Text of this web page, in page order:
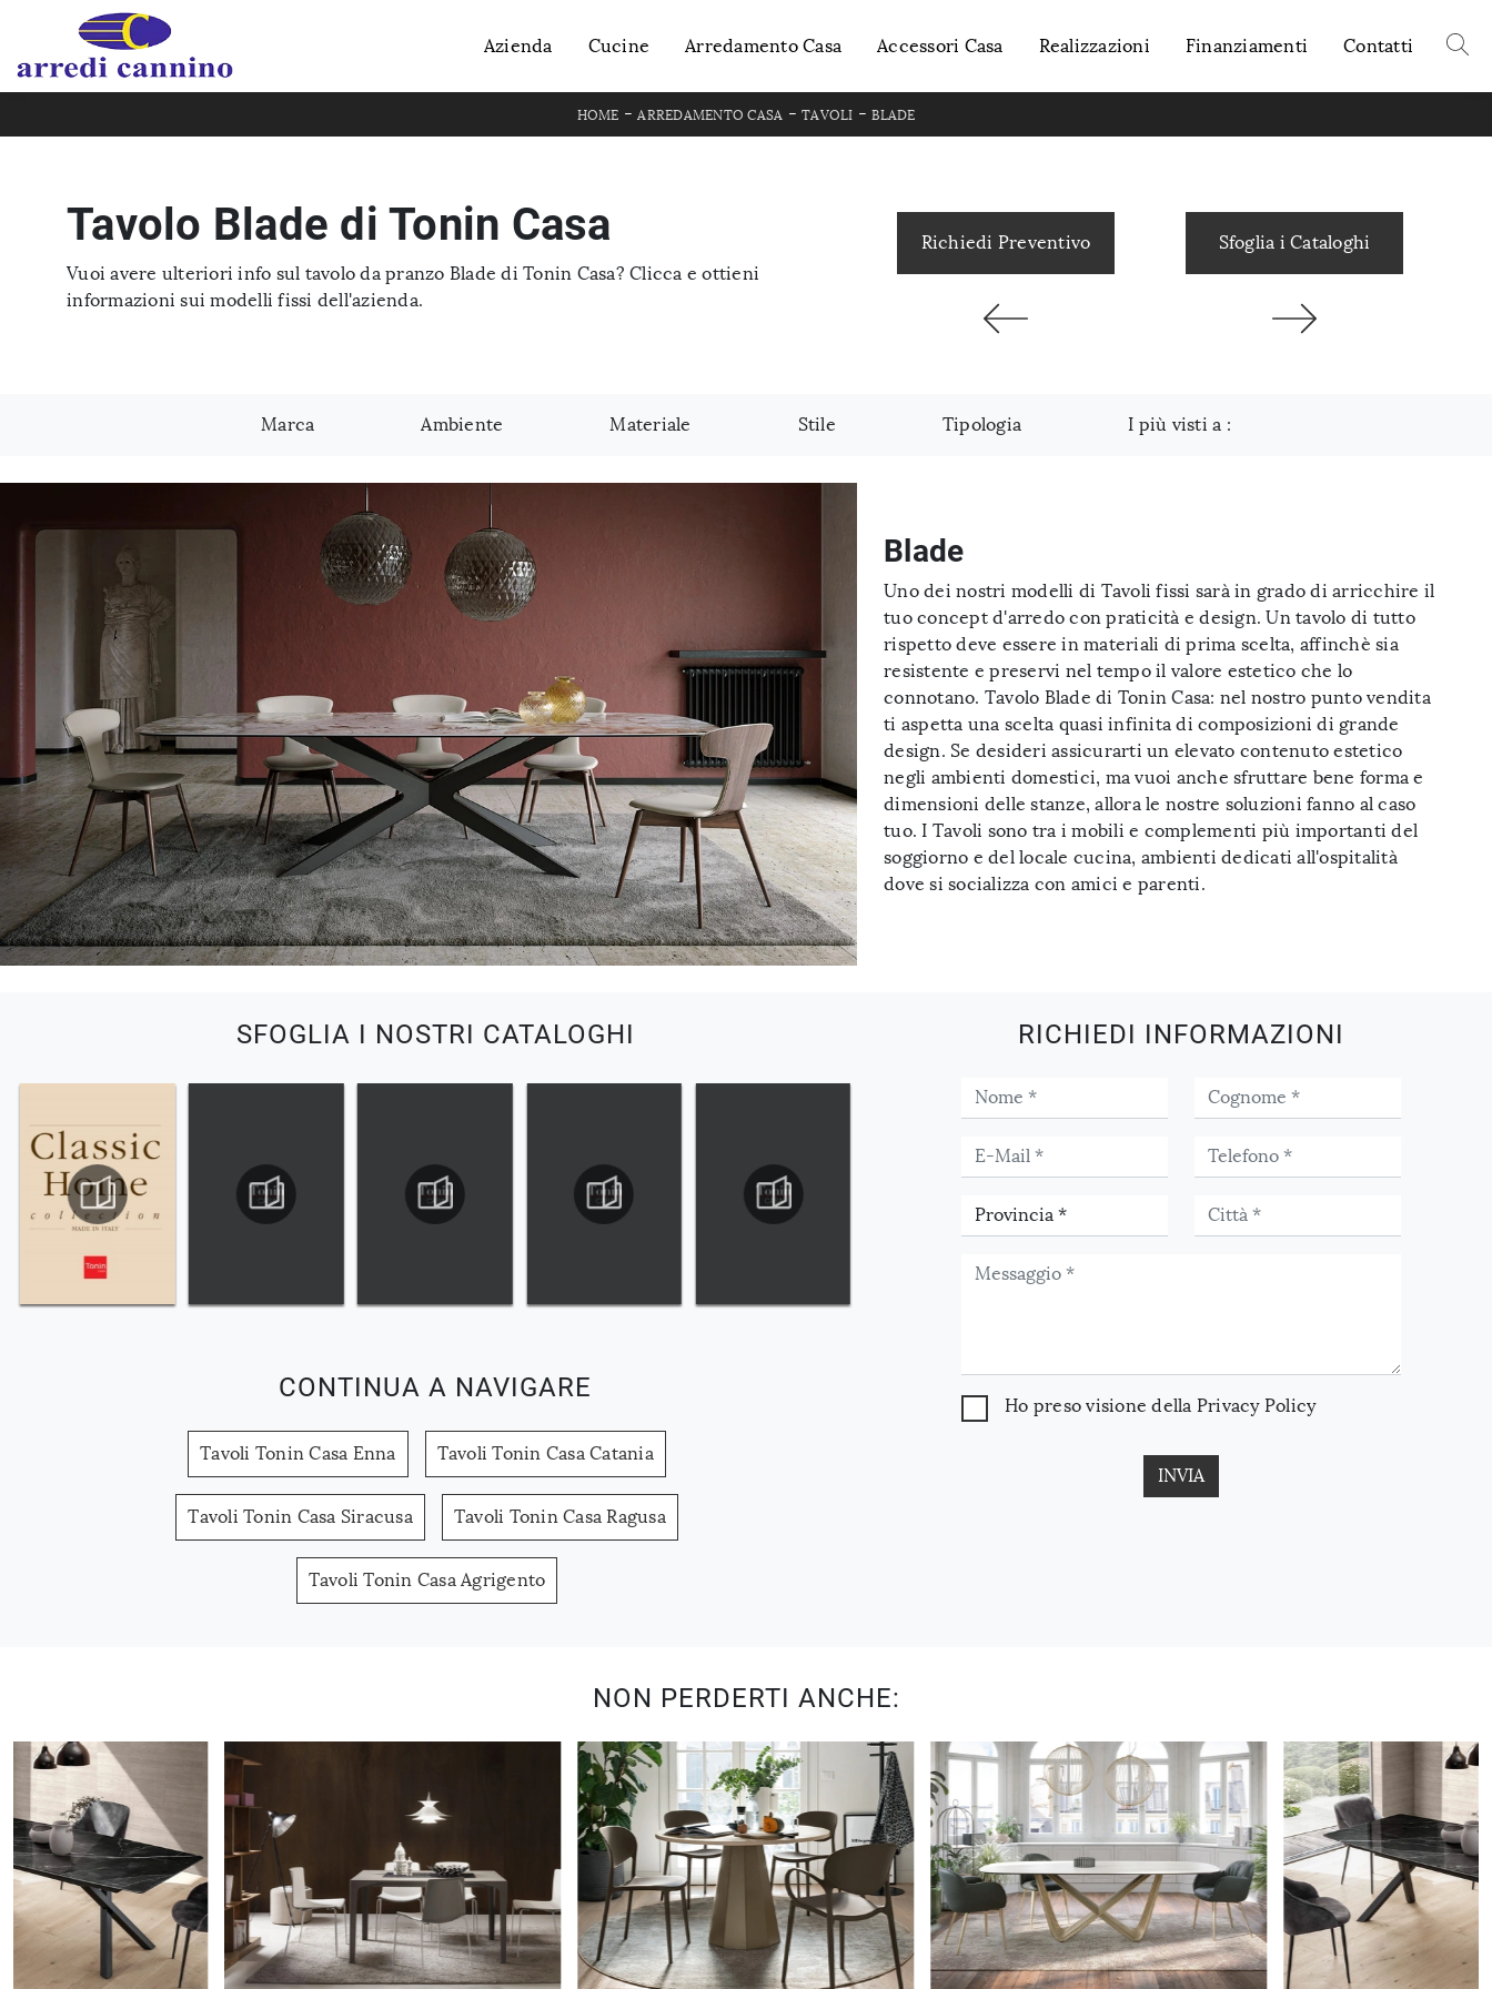
Azienda Cucine Arredamento Casa Accessori Casa Realizzazioni Finanziamenti Contatti
HOME -ARREDAMENTO CASA - TAVOLI -BLADE
Tavolo Blade di Tonin Casa
Vuoi avere ulteriori info sul tavolo da pranzo Blade di Tonin Casa? Clicca e ottieni
informazioni sui modelli fissi dell'azienda.
Richiedi Preventivo Sfoglia i Cataloghi
Marca Ambiente Materiale Stile Tipologia I più visti a :
Blade
Uno dei nostri modelli di Tavoli fissi sarà in grado di arricchire il
tuo concept d'arredo con praticità e design. Un tavolo di tutto
rispetto deve essere in materiali di prima scelta, affinchè sia
resistente e preservi nel tempo il valore estetico che lo
connotano. Tavolo Blade di Tonin Casa: nel nostro punto vendita
ti aspetta una scelta quasi infinita di composizioni di grande
design. Se desideri assicurarti un elevato contenuto estetico
negli ambienti domestici, ma vuoi anche sfruttare bene forma e
dimensioni delle stanze, allora le nostre soluzioni fanno al caso
tuo. I Tavoli sono tra i mobili e complementi più importanti del
soggiorno e del locale cucina, ambienti dedicati all'ospitalità
dove si socializza con amici e parenti.
SFOGLIA I NOSTRI CATALOGHI
CONTINUA A NAVIGARE
Tavoli Tonin Casa Enna Tavoli Tonin Casa Catania
Tavoli Tonin Casa Siracusa Tavoli Tonin Casa Ragusa
Tavoli Tonin Casa Agrigento
RICHIEDI INFORMAZIONI
Ho preso visione della Privacy Policy
INVIA
NON PERDERTI ANCHE: